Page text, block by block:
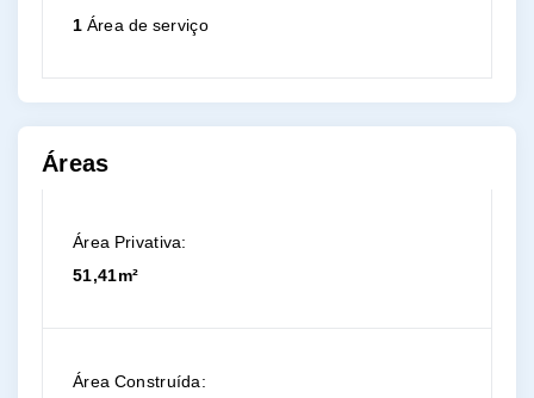
1 Área de serviço
Áreas
Área Privativa:
51,41m²
Área Construída: